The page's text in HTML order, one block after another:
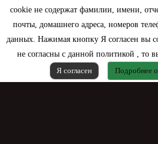
cookie не содержат фамилии, имени,
почты, домашнего адреса, номеров
данных. Нажимая кнопку Я согласен вы
не согласны с данной политикой , то
Я согласен
Подробнее
Контактная информация